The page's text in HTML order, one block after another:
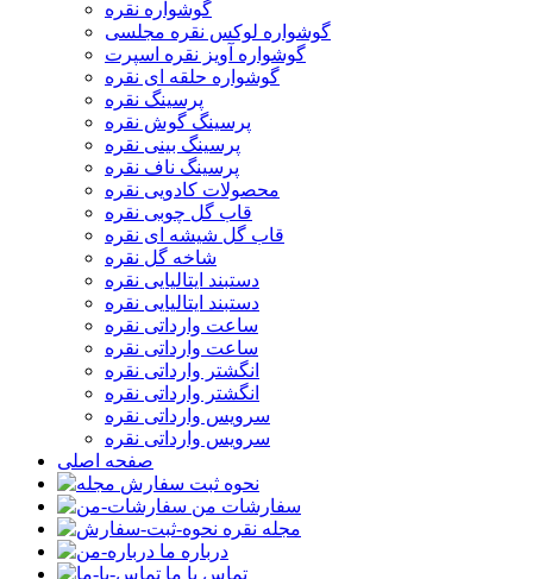
گوشواره نقره
گوشواره لوکس نقره مجلسی
گوشواره آویز نقره اسپرت
گوشواره حلقه ای نقره
پرسینگ نقره
پرسینگ گوش نقره
پرسینگ بینی نقره
پرسینگ ناف نقره
محصولات کادویی نقره
قاب گل چوبی نقره
قاب گل شیشه ای نقره
شاخه گل نقره
دستبند ایتالیایی نقره
دستبند ایتالیایی نقره
ساعت وارداتی نقره
ساعت وارداتی نقره
انگشتر وارداتی نقره
انگشتر وارداتی نقره
سرویس وارداتی نقره
سرویس وارداتی نقره
صفحه اصلی
نحوه ثبت سفارش
سفارشات من
مجله نقره
درباره ما
تماس با ما